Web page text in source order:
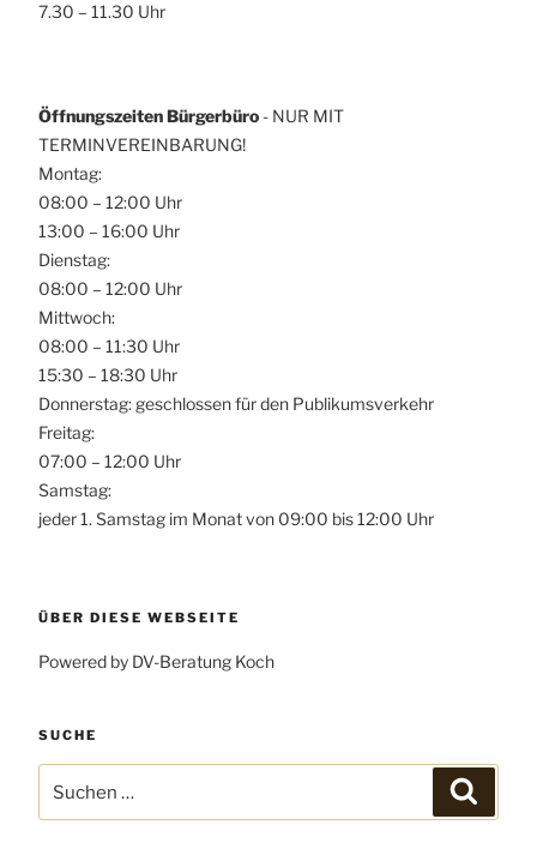
7.30 – 11.30 Uhr
Öffnungszeiten Bürgerbüro - NUR MIT
TERMINVEREINBARUNG!
Montag:
08:00 – 12:00 Uhr
13:00 – 16:00 Uhr
Dienstag:
08:00 – 12:00 Uhr
Mittwoch:
08:00 – 11:30 Uhr
15:30 – 18:30 Uhr
Donnerstag: geschlossen für den Publikumsverkehr
Freitag:
07:00 – 12:00 Uhr
Samstag:
jeder 1. Samstag im Monat von 09:00 bis 12:00 Uhr
ÜBER DIESE WEBSEITE
Powered by DV-Beratung Koch
SUCHE
nach: